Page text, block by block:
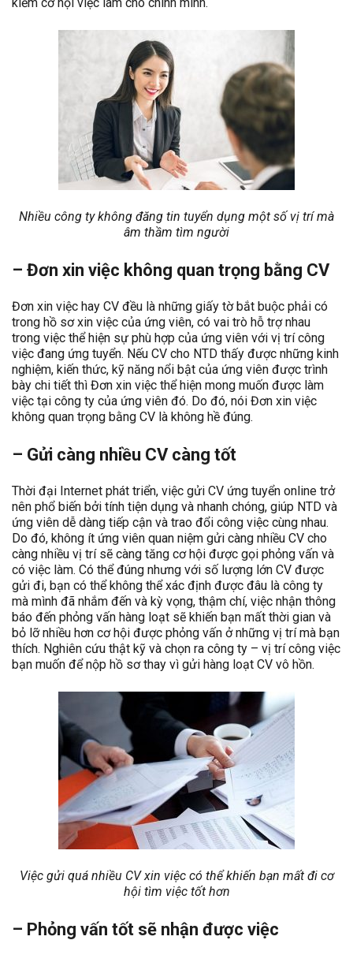
Nhiều công ty không đăng tin tuyển dụng một số vị trí mà
âm thầm tìm người
– Đơn xin việc không quan trọng bằng CV
Đơn xin việc hay CV đều là những giấy tờ bắt buộc phải có
trong hồ sơ xin việc của ứng viên, có vai trò hỗ trợ nhau
trong việc thể hiện sự phù hợp của ứng viên với vị trí công
việc đang ứng tuyển. Nếu CV cho NTD thấy được những kinh
nghiệm, kiến thức, kỹ năng nổi bật của ứng viên được trình
bày chi tiết thì Đơn xin việc thể hiện mong muốn được làm
việc tại công ty của ứng viên đó. Do đó, nói Đơn xin việc
không quan trọng bằng CV là không hề đúng.
– Gửi càng nhiều CV càng tốt
Thời đại Internet phát triển, việc gửi CV ứng tuyển online trở
nên phổ biến bởi tính tiện dụng và nhanh chóng, giúp NTD và
ứng viên dễ dàng tiếp cận và trao đổi công việc cùng nhau.
Do đó, không ít ứng viên quan niệm gửi càng nhiều CV cho
càng nhiều vị trí sẽ càng tăng cơ hội được gọi phỏng vấn và
có việc làm. Có thể đúng nhưng với số lượng lớn CV được
gửi đi, bạn có thể không thể xác định được đâu là công ty
mà mình đã nhắm đến và kỳ vọng, thậm chí, việc nhận thông
báo đến phỏng vấn hàng loạt sẽ khiến bạn mất thời gian và
bỏ lỡ nhiều hơn cơ hội được phỏng vấn ở những vị trí mà bạn
thích. Nghiên cứu thật kỹ và chọn ra công ty – vị trí công việc
bạn muốn để nộp hồ sơ thay vì gửi hàng loạt CV vô hồn.
Việc gửi quá nhiều CV xin việc có thể khiến bạn mất đi cơ
hội tìm việc tốt hơn
– Phỏng vấn tốt sẽ nhận được việc